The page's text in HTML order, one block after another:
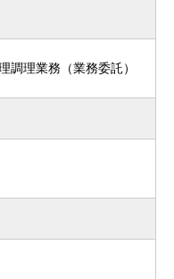
調理業務（業務委託）